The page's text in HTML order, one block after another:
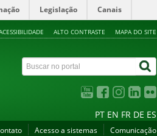
Legislação Canais
ALTO CONTRASTE MAPA DO SITE
PT EN FR DE ES
Acesso a sistemas Comunicação